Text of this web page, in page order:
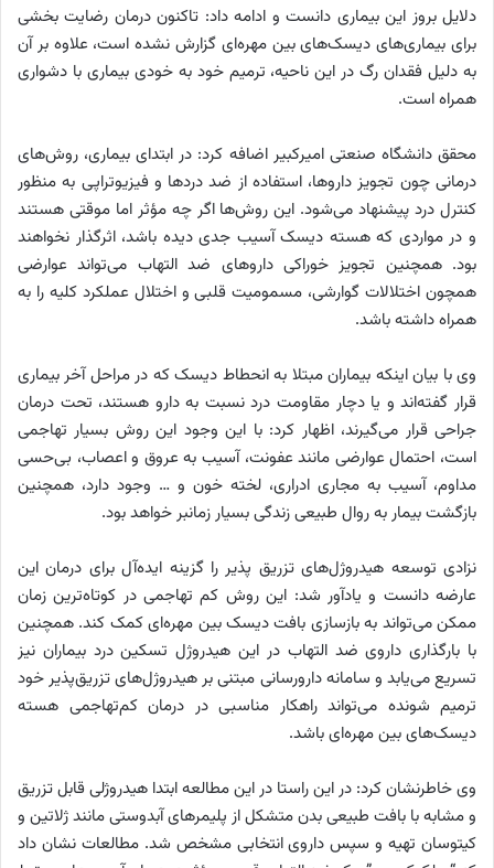
دلایل بروز این بیماری دانست و ادامه داد: تاکنون درمان رضایت بخشی
برای بیماری‌های دیسک‌های بین مهره‌ای گزارش نشده است، علاوه بر آن
به دلیل فقدان رگ در این ناحیه، ترمیم خود به خودی بیماری با دشواری
همراه است.
محقق دانشگاه صنعتی امیرکبیر اضافه کرد: در ابتدای بیماری، روش‌های
درمانی چون تجویز داروها، استفاده از ضد دردها و فیزیوتراپی به منظور
کنترل درد پیشنهاد می‌شود. این روش‌ها اگر چه مؤثر اما موقتی هستند
و در مواردی که هسته دیسک آسیب جدی دیده باشد، اثرگذار نخواهند
بود. همچنین تجویز خوراکی داروهای ضد التهاب می‌تواند عوارضی
همچون اختلالات گوارشی، مسمومیت قلبی و اختلال عملکرد کلیه را به
همراه داشته باشد.
وی با بیان اینکه بیماران مبتلا به انحطاط دیسک که در مراحل آخر بیماری
قرار گفته‌اند و یا دچار مقاومت درد نسبت به دارو هستند، تحت درمان
جراحی قرار می‌گیرند، اظهار کرد: با این وجود این روش بسیار تهاجمی
است، احتمال عوارضی مانند عفونت، آسیب به عروق و اعصاب، بی‌حسی
مداوم، آسیب به مجاری ادراری، لخته خون و … وجود دارد، همچنین
بازگشت بیمار به روال طبیعی زندگی بسیار زمانبر خواهد بود.
نزادی توسعه هیدروژل‌های تزریق پذیر را گزینه ایده‌آل برای درمان این
عارضه دانست و یادآور شد: این روش کم تهاجمی در کوتاه‌ترین زمان
ممکن می‌تواند به بازسازی بافت دیسک بین مهره‌ای کمک کند. همچنین
با بارگذاری داروی ضد التهاب در این هیدروژل تسکین درد بیماران نیز
تسریع می‌یابد و سامانه دارورسانی مبتنی بر هیدروژل‌های تزریق‌پذیر خود
ترمیم شونده می‌تواند راهکار مناسبی در درمان کم‌تهاجمی هسته
دیسک‌های بین‌ مهره‌ای باشد.
وی خاطرنشان کرد: در این راستا در این مطالعه ابتدا هیدروژلی قابل تزریق
و مشابه با بافت طبیعی بدن متشکل از پلیمرهای آبدوستی مانند ژلاتین و
کیتوسان تهیه و سپس داروی انتخابی مشخص شد. مطالعات نشان داد